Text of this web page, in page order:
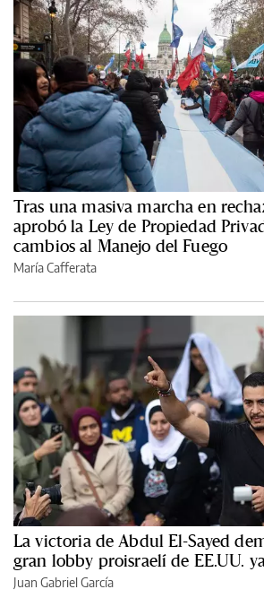
Tras una masiva marcha en
aprobó la Ley de Propiedad
cambios al Manejo del Fuego
María Cafferata
La victoria de Abdul El-Sayed
gran lobby proisraelí de EE.UU.
Juan Gabriel García